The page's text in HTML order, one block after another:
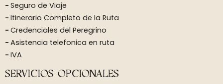
Seguro de Viaje
Itinerario Completo de la Ruta
Credenciales del Peregrino
Asistencia telefonica en ruta
IVA
SERVICIOS OPCIONALES